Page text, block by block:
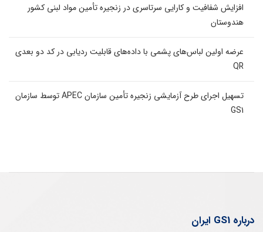
افزایش شفافیت و کارایی سرتاسری در زنجیره تأمین مواد لبنی کشور
هندوستان
عرضه اولین لباس‌های پشمی با داده‌های قابلیت ردیابی در کد دو بعدی
QR
تسهیل اجرای طرح آزمایشی زنجیره تأمین سازمان APEC توسط سازمان
GS1
درباره GS1 ایران